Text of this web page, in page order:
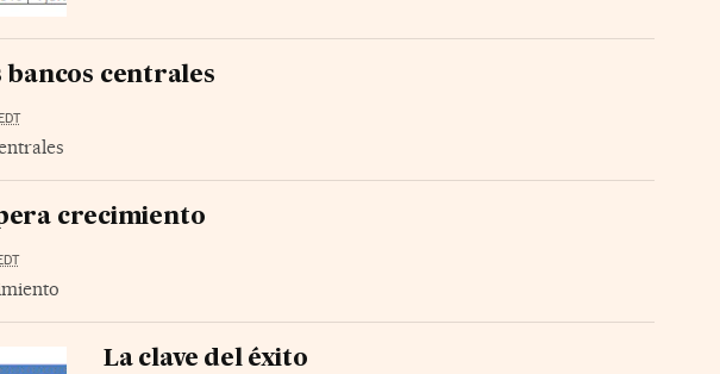
centrales
EDT
crecimiento
EDT
La clave del éxito